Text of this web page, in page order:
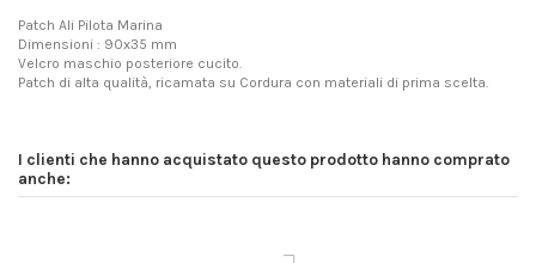
Patch Ali Pilota Marina
Dimensioni : 90x35 mm
Velcro maschio posteriore cucito.
Patch di alta qualità, ricamata su Cordura con materiali di prima scelta.
I clienti che hanno acquistato questo prodotto hanno comprato
anche: